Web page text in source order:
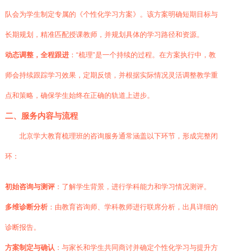
队会为学生制定专属的《个性化学习方案》。该方案明确短期目标与
长期规划，精准匹配授课教师，并规划具体的学习路径和资源。
动态调整，全程跟进 ：“梳理”是一个持续的过程。在方案执行中，教
师会持续跟踪学习效果，定期反馈，并根据实际情况灵活调整教学重
点和策略，确保学生始终在正确的轨道上进步。
二、服务内容与流程
北京学大教育梳理班的咨询服务通常涵盖以下环节，形成完整闭
环：
初始咨询与测评 ：了解学生背景，进行学科能力和学习情况测评。
多维诊断分析 ：由教育咨询师、学科教师进行联席分析，出具详细的
诊断报告。
方案制定与确认 ：与家长和学生共同商讨并确定个性化学习与提升方